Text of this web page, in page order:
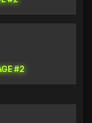
#2